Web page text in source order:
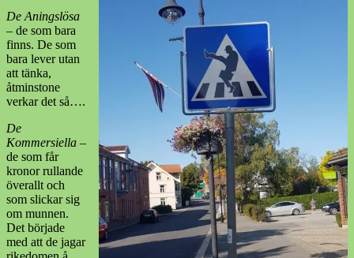
De Aningslösa
– de som bara
finns. De som
bara lever utan
att tänka,
åtminstone
verkar det så….
De
Kommersiella –
de som får
kronor rullande
överallt och
som slickar sig
om munnen.
Det började
med att de jagar